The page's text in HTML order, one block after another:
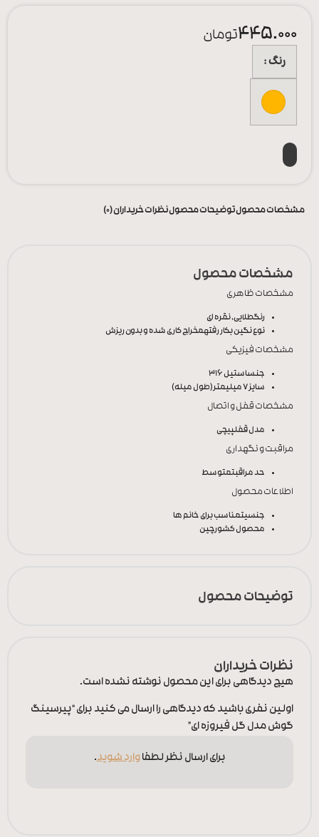
445.000تومان
رنگ
مشخصات محصولتوضیحات محصولنظرات خریداران (0)
مشخصات محصول
مشخصات ظاهری
رنگطلایی, نقره ای
نوع نگین بکار رفتهمخراج کاری شده و بدون ریزش
مشخصات فیزیکی
جنساستیل 316
سایز7 میلیمتر(طول میله)
مشخصات قفل و اتصال
مدل قفلپیچی
مراقبت و نگهداری
حد مراقبتمتوسط
اطلاعات محصول
جنسیتمناسب برای خانم ها
محصول کشورچین
توضیحات محصول
نظرات خریداران
هیچ دیدگاهی برای این محصول نوشته نشده است.
اولین نفری باشید که دیدگاهی را ارسال می کنید برای “پیرسینگ
گوش مدل گل فیروزه ای”
برای ارسال نظر لطفاوارد شوید.